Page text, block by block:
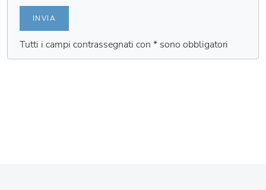
INVIA
Tutti i campi contrassegnati con * sono obbligatori